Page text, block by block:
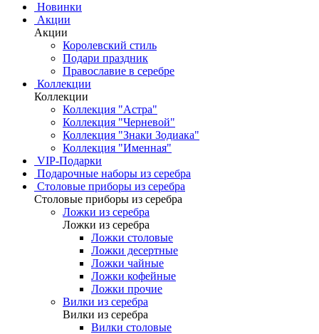
Новинки
Акции
Акции
Королевский стиль
Подари праздник
Православие в серебре
Коллекции
Коллекции
Коллекция "Астра"
Коллекция "Черневой"
Коллекция "Знаки Зодиака"
Коллекция "Именная"
VIP-Подарки
Подарочные наборы из серебра
Столовые приборы из серебра
Столовые приборы из серебра
Ложки из серебра
Ложки из серебра
Ложки столовые
Ложки десертные
Ложки чайные
Ложки кофейные
Ложки прочие
Вилки из серебра
Вилки из серебра
Вилки столовые